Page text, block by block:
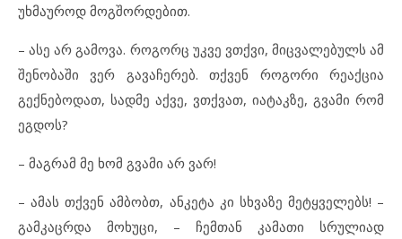
უხმაუროდ მოგშორდებით.
– ასე არ გამოვა. როგორც უკვე ვთქვი, მიცვალებულს ამ
შენობაში ვერ გავაჩერებ. თქვენ როგორი რეაქცია
გექნებოდათ, სადმე აქვე, ვთქვათ, იატაკზე, გვამი რომ
ეგდოს?
– მაგრამ მე ხომ გვამი არ ვარ!
– ამას თქვენ ამბობთ, ანკეტა კი სხვაზე მეტყველებს! –
გამკაცრდა მოხუცი, – ჩემთან კამათი სრულიად